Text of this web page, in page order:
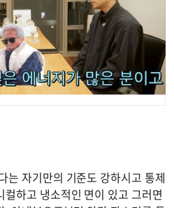
는 자기만의 기준도 강하시고 통제
하고 냉소적인 면이 있고 그러면